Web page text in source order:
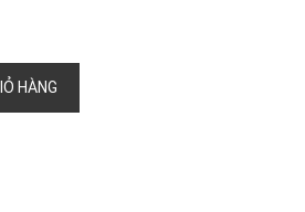
HÀNG